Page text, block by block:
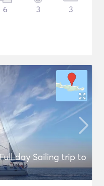
6 3 3
day Sailing trip to